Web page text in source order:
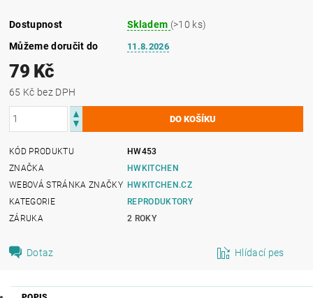
Dostupnost Skladem (>10 ks)
Můžeme doručit do
11.8.2026
79 Kč
65 Kč bez DPH
KÓD PRODUKTU
HW453
ZNAČKA
HWKITCHEN
WEBOVÁ STRÁNKA ZNAČKY HWKITCHEN.CZ
KATEGORIE
REPRODUKTORY
ZÁRUKA
2 ROKY
Dotaz Hlídací pes